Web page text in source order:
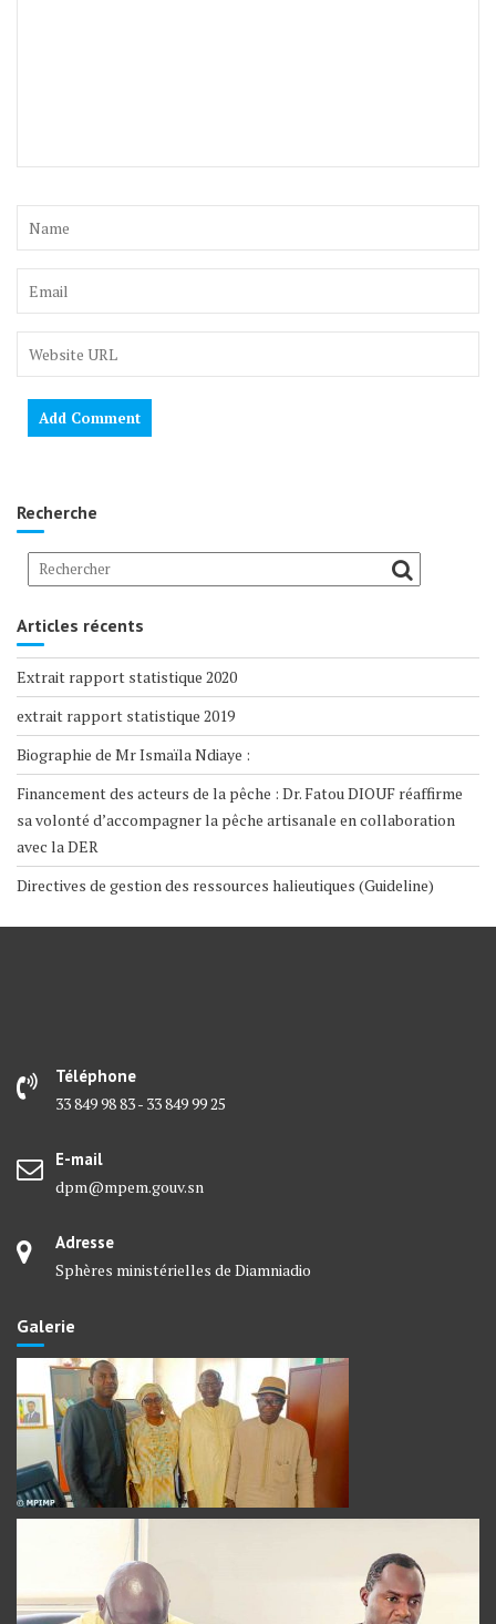
Recherche
Articles récents
Extrait rapport statistique 2020
extrait rapport statistique 2019
Biographie de Mr Ismaïla Ndiaye :
Financement des acteurs de la pêche : Dr. Fatou DIOUF réaffirme
sa volonté d’accompagner la pêche artisanale en collaboration
avec la DER
Directives de gestion des ressources halieutiques (Guideline)
Téléphone
33 849 98 83 - 33 849 99 25
E-mail
dpm@mpem.gouv.sn
Adresse
Sphères ministérielles de Diamniadio
Galerie